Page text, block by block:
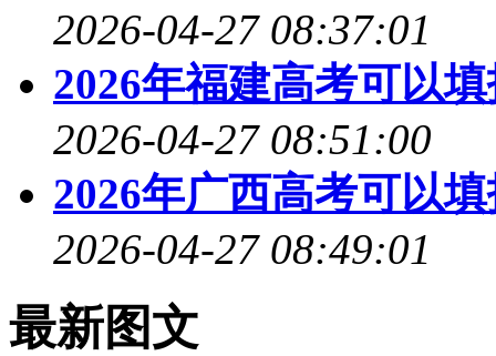
2026-04-27 08:37:01
2026年福建高考可以
2026-04-27 08:51:00
2026年广西高考可以
2026-04-27 08:49:01
最新图文